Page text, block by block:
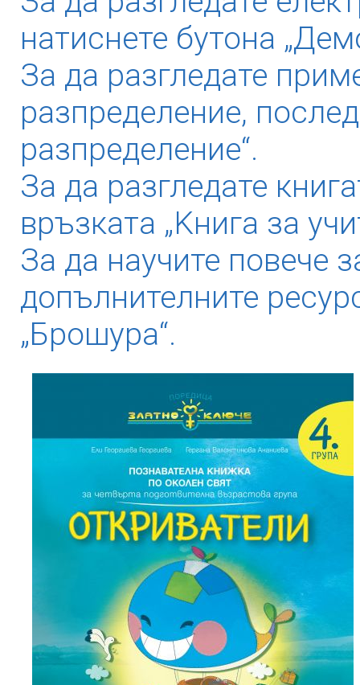
натиснете бутона
За да разгледате
разпределение,
разпределение“.
За да разгледате
връзката „Kнига за
За да научите повече
допълнителните
„Брошура“.